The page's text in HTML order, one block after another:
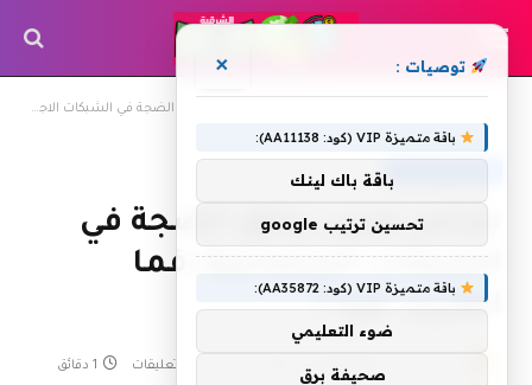
شاحن غريب يخلق الضجة في الشبكات الاجتماعية ،فما الغريب فيه ؟
شاحن غريب يخلق الضجة في
الشبكات الاجتماعية ،فما
الغريب فيه ؟
shrgiah لا توجد تعليقات 1 دقائق
توصيات : ×
باقة متميزة VIP (كود: AA11138):
باقة باك لينك
تحسين ترتيب google
باقة متميزة VIP (كود: AA35872):
ضوء التعليمي
صحيفة برق